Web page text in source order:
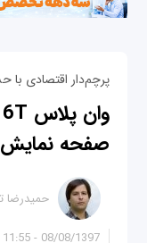
پرچم‌دار اقتصادی با
صفحه
08/08/1397 - 11:55
حمیدرضا